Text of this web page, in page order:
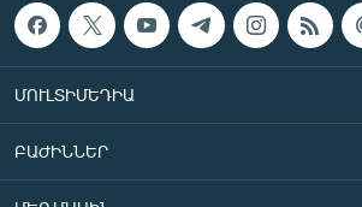
ՄՈՒԼՏԻՄԵԴԻԱ
ԲԱԺԻՆՆԵՐ